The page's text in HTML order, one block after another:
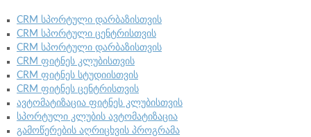
CRM სპორტული დარბაზისთვის
CRM სპორტული ცენტრისთვის
CRM სპორტული დარბაზისთვის
CRM ფიტნეს კლუბისთვის
CRM ფიტნეს სტუდიისთვის
CRM ფიტნეს ცენტრისთვის
ავტომატიზაცია ფიტნეს კლუბისთვის
სპორტული კლუბის ავტომატიზაცია
გამოწერების აღრიცხვის პროგრამა